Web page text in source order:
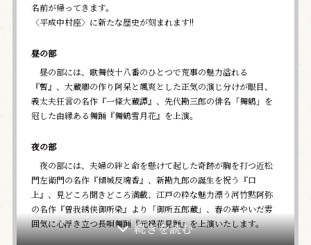
名前が帰ってきます。
〈平成中村座〉に新たな歴史が刻まれます!!
昼の部
昼の部には、歌舞伎十八番のひとつで荒事の魅力溢れる
『暫』、大蔵卿の作り阿呆と颯爽とした正気の演じ分けが眼目、
義太夫狂言の名作『一條大蔵譚』、先代勘三郎の俳名「舞鶴」を
冠した由縁ある舞踊『舞鶴雪月花』を上演。
夜の部
夜の部には、夫婦の絆と命を懸けて起した奇跡が胸を打つ近松
門左衛門の名作『傾城反魂香』、新勘九郎の誕生を祝う『口
上』、見どころ聞きどころ満載、江戸の粋な魅力漂う河竹黙阿弥
の名作『曽我綉侠御所染』より「御所五郎蔵」、春の華やいだ雰
囲気に心浮き立つ長唄舞踊『元禄花見踊』を上演いたします。